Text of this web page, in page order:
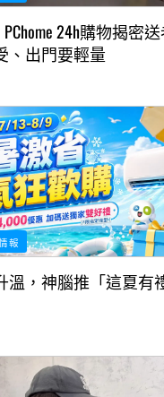
24h購物揭密
、出門要輕量
報
神腦推「這夏有禮」 最高